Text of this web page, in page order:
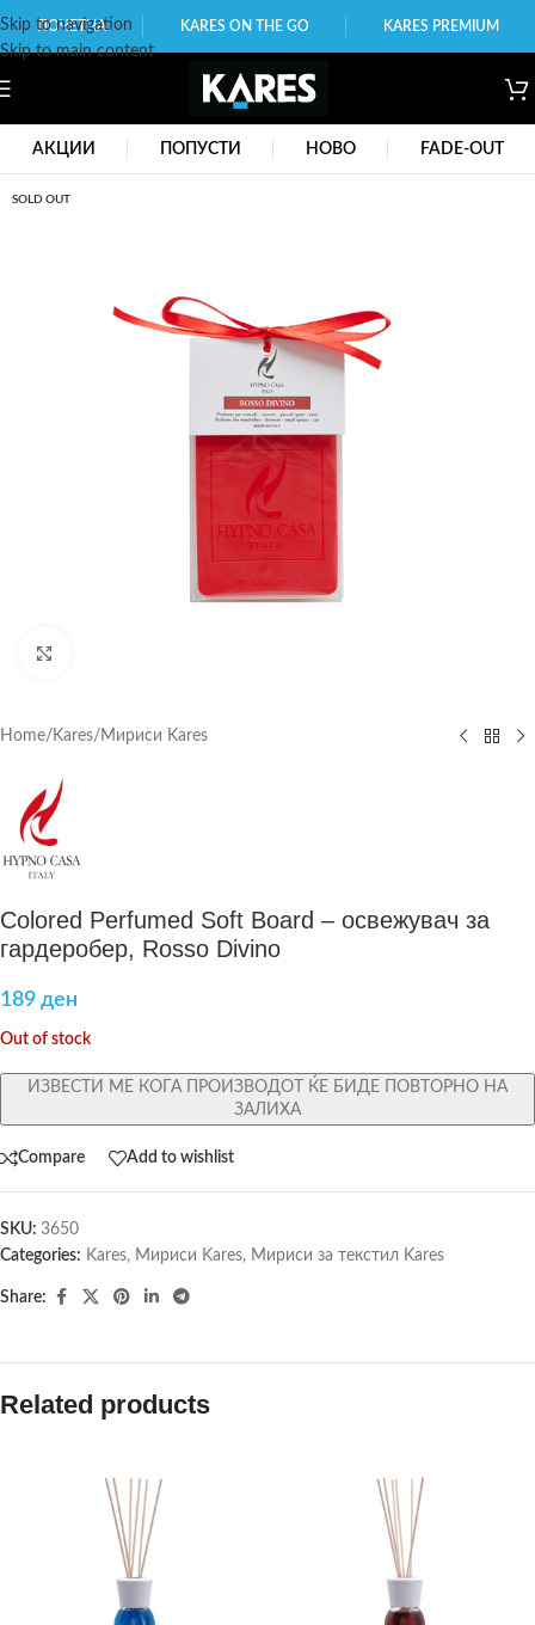
Skip to navigation
Skip to main content
ПОЧЕТНА KARES ON THE GO KARES PREMIUM
АКЦИИ ПОПУСТИ НОВО FADE-OUT
SOLD OUT
Home/ Kares/ Мириси Kares
Colored Perfumed Soft Board – освежувач за
гардеробер, Rosso Divino
189 ден
Out of stock
ИЗВЕСТИ МЕ КОГА ПРОИЗВОДОТ ЌЕ БИДЕ ПОВТОРНО НА
ЗАЛИХА
Compare Add to wishlist
SKU: 3650
Categories: Kares, Мириси Kares, Мириси за текстил Kares
Share:
Related products